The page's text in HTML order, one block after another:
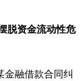
脱资金流动性危
融借款合同纠